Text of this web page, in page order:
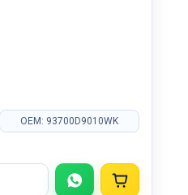
OEM: 93700D9010WK